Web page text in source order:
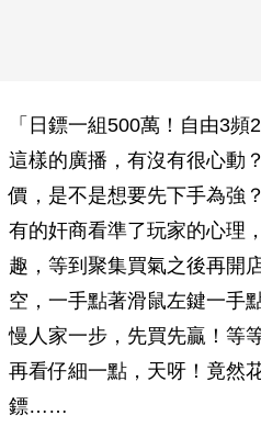
「日鏢一組500萬！自由3
這樣的廣播，有沒有很心動
價，是不是想要先下手為強？
有的奸商看準了玩家的心理
趣，等到聚集買氣之後再開
空，一手點著滑鼠左鍵一手
慢人家一步，先買先贏！等
再看仔細一點，天呀！竟然
鏢……